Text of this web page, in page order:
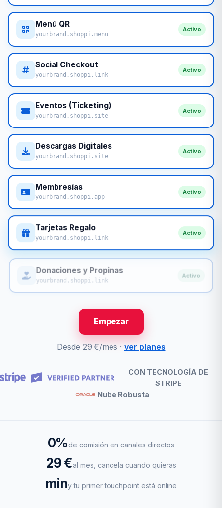
Menú QR
yourbrand.shoppi.menu
Activo
Social Checkout
yourbrand.shoppi.link
Activo
Eventos (Ticketing)
yourbrand.shoppi.site
Activo
Descargas Digitales
yourbrand.shoppi.site
Activo
Membresías
yourbrand.shoppi.app
Activo
Tarjetas Regalo
yourbrand.shoppi.link
Activo
Donaciones y Propinas
yourbrand.shoppi.link
Activo
Empezar
Desde 29 €/mes · ver planes
CON TECNOLOGÍA DE
STRIPE
Nube Robusta
0%de comisión en canales directos
29 €al mes, cancela cuando quieras
miny tu primer touchpoint está online